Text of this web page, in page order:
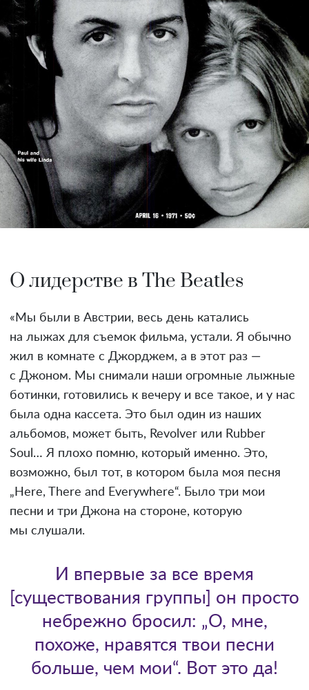
О лидерстве в The Beatles
«Мы были в Австрии, весь день катались
на лыжах для съемок фильма, устали. Я обычно
жил в комнате с Джорджем, а в этот раз —
с Джоном. Мы снимали наши огромные лыжные
ботинки, готовились к вечеру и все такое, и у нас
была одна кассета. Это был один из наших
альбомов, может быть, Revolver или Rubber
Soul… Я плохо помню, который именно. Это,
возможно, был тот, в котором была моя песня
„Here, There and Everywhere“. Было три мои
песни и три Джона на стороне, которую
мы слушали.
И впервые за все время
[существования группы] он просто
небрежно бросил: „О, мне,
похоже, нравятся твои песни
больше, чем мои“. Вот это да!